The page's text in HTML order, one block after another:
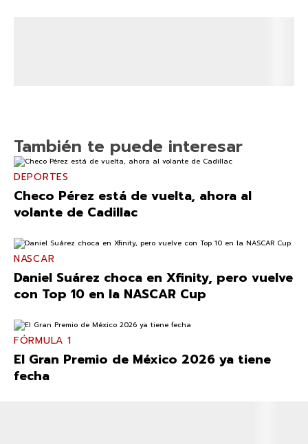
También te puede interesar
DEPORTES
Checo Pérez está de vuelta, ahora al
volante de Cadillac
NASCAR
Daniel Suárez choca en Xfinity, pero vuelve
con Top 10 en la NASCAR Cup
FÓRMULA 1
El Gran Premio de México 2026 ya tiene
fecha